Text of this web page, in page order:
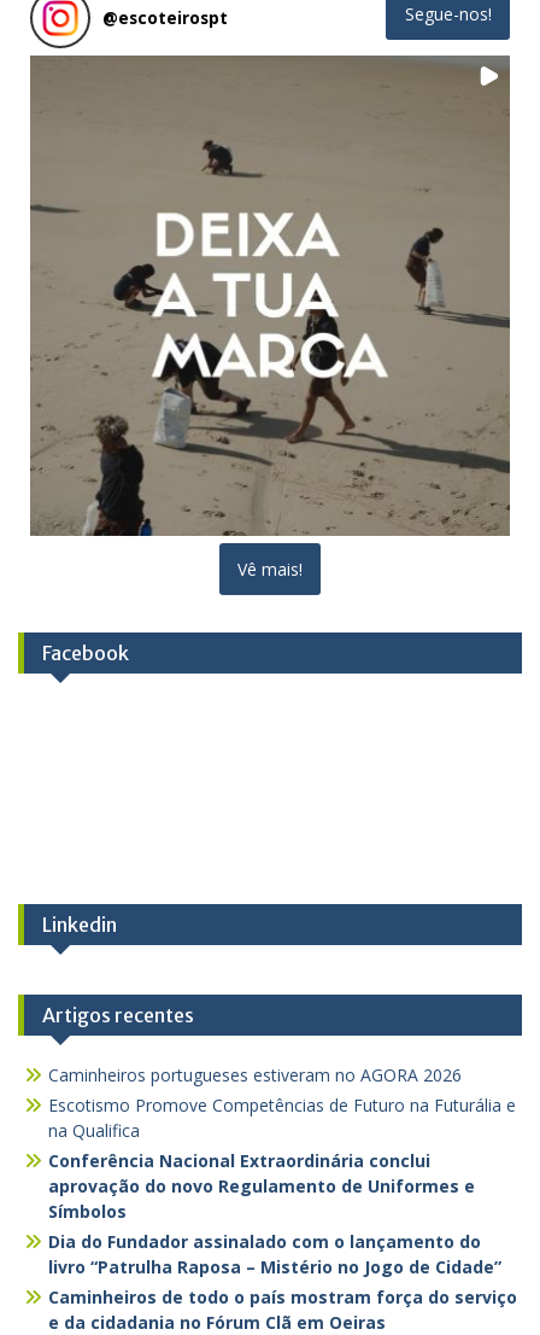
@escoteirospt Segue-nos!
Vê mais!
Facebook
Linkedin
Artigos recentes
Caminheiros portugueses estiveram no AGORA 2026
Escotismo Promove Competências de Futuro na Futurália e
na Qualifica
Conferência Nacional Extraordinária conclui
aprovação do novo Regulamento de Uniformes e
Símbolos
Dia do Fundador assinalado com o lançamento do
livro “Patrulha Raposa – Mistério no Jogo de Cidade”
Caminheiros de todo o país mostram força do serviço
e da cidadania no Fórum Clã em Oeiras